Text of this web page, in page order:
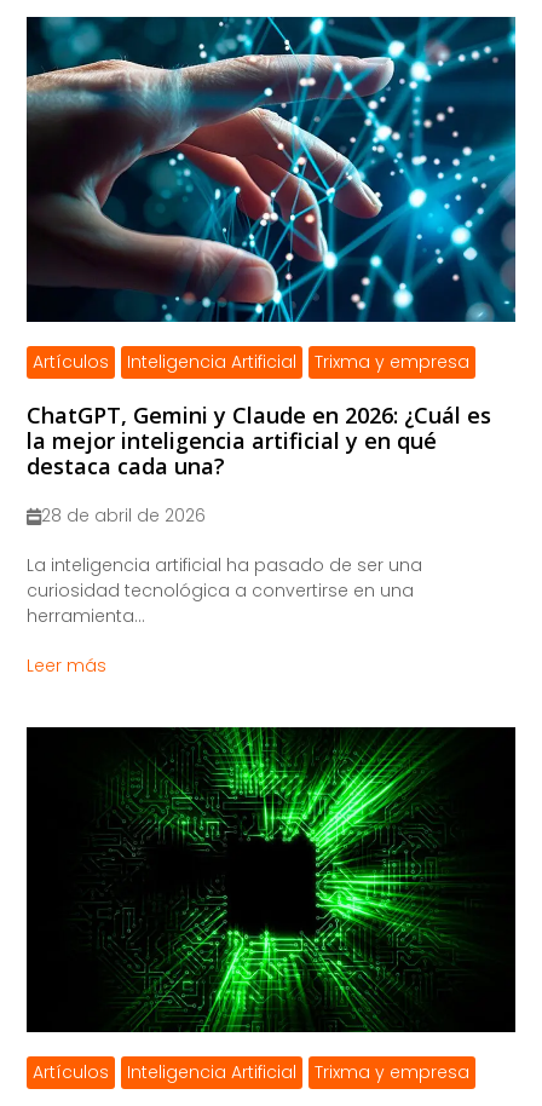
Artículos Inteligencia Artificial Trixma y empresa
ChatGPT, Gemini y Claude en 2026: ¿Cuál es
la mejor inteligencia artificial y en qué
destaca cada una?
28 de abril de 2026
La inteligencia artificial ha pasado de ser una
curiosidad tecnológica a convertirse en una
herramienta...
Leer más
Artículos Inteligencia Artificial Trixma y empresa